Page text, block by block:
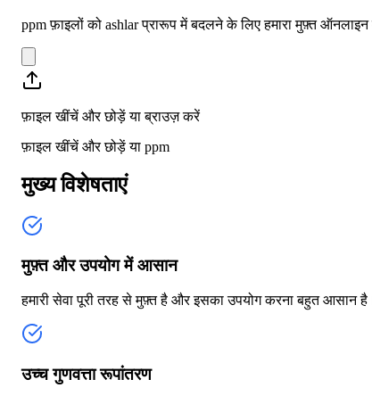
ppm फ़ाइलों को ashlar प्रारूप में बदलने के लिए हमारा मुफ़्त
फ़ाइल खींचें और छोड़ें या ब्राउज़ करें
फ़ाइल खींचें और छोड़ें या ppm
मुख्य विशेषताएं
मुफ़्त और उपयोग में आसान
हमारी सेवा पूरी तरह से मुफ़्त है और इसका उपयोग करना बहुत आसान
उच्च गुणवत्ता रूपांतरण